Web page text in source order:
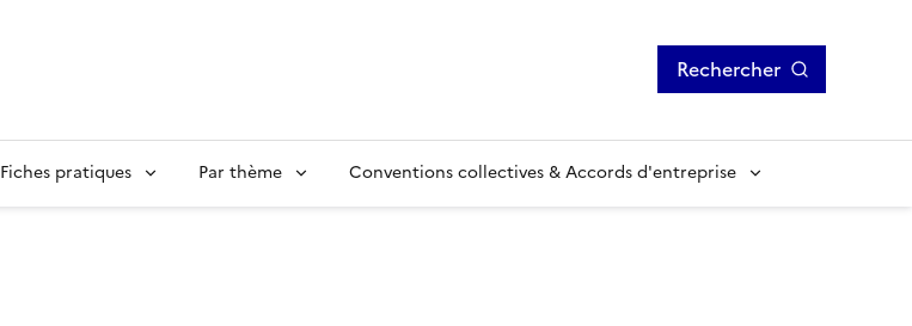
Rechercher
Fiches pratiques Par thème Conventions collectives & Accords d'entreprise